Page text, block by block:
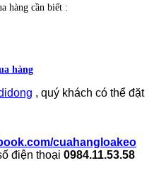
hàng cần biết :
hàng
, quý khách có thể đặt
cuahangloakeo
điện thoại 0984.11.53.58